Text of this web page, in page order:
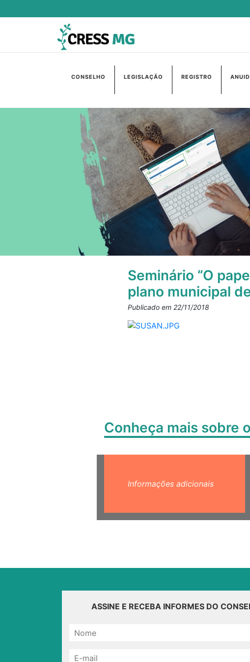
CONSELHO LEGISLAÇÃO REGISTRO
Seminário “O
plano municipal
Publicado em 22/11/2018
Conheça mais sobre
Informações adicionais
ASSINE E RECEBA INFORMES DO